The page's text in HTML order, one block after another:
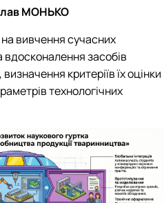
гурток «Охорона праці в харчових
МОНЬКО
вивчення сучасних
вдосконалення засобів
критеріїв їх оцінки
технологічних